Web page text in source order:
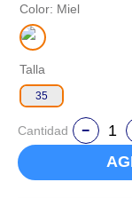
Color: Miel
Talla
35
Cantidad